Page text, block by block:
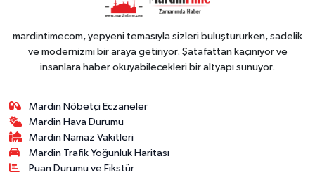
mardintimecom, yepyeni temasıyla sizleri buluştururken, sadelik
ve modernizmi bir araya getiriyor. Şatafattan kaçınıyor ve
insanlara haber okuyabilecekleri bir altyapı sunuyor.
Mardin Nöbetçi Eczaneler
Mardin Hava Durumu
Mardin Namaz Vakitleri
Mardin Trafik Yoğunluk Haritası
Puan Durumu ve Fikstür